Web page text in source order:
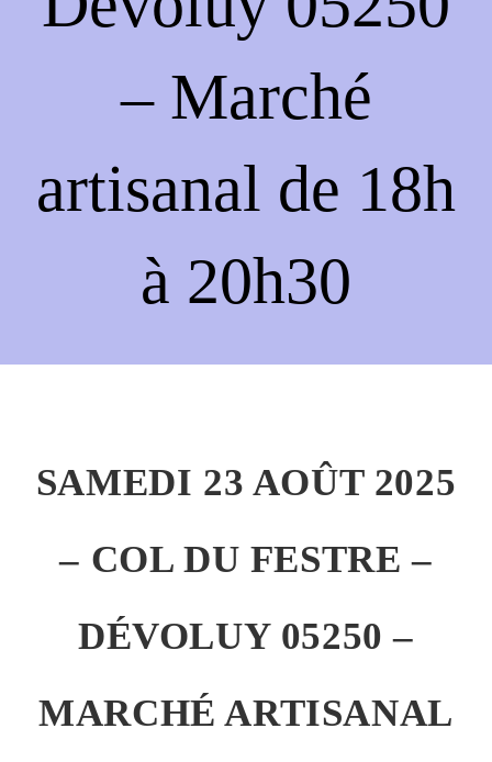
– Marché
artisanal de 18h
à 20h30
SAMEDI 23 AOÛT 2025
– COL DU FESTRE –
DÉVOLUY 05250 –
MARCHÉ ARTISANAL